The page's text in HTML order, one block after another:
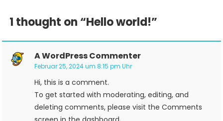
1 thought on “Hello world!”
A WordPress Commenter
Februar 25, 2024 um 8:15 pm Uhr
Hi, this is a comment.
To get started with moderating, editing, and
deleting comments, please visit the Comments